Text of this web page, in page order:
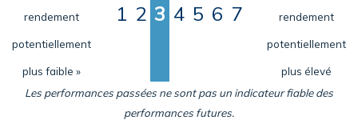
rendement
potentiellement
plus faible »
1 2 3 4 5 6 7 rendement
potentiellement
plus élevé
Les performances passées ne sont pas un indicateur fiable des
performances futures.